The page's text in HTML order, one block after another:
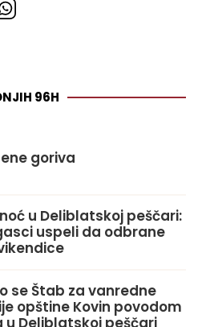
96H
goriva
u Deliblatskoj peščari:
uspeli da odbrane
se Štab za vanredne
opštine Kovin povodom